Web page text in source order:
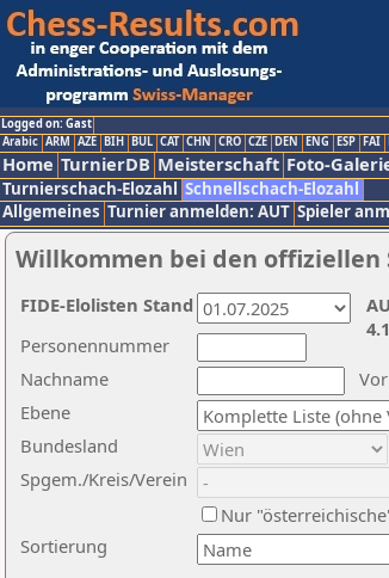
Logged on: Gast
Arabic ARM AZE BIH BUL CAT CHN CRO CZE DEN ENG ESP FAI
Home TurnierDB Meisterschaft Foto-
Turnierschach-Elozahl Schnellschach-Elozahl
Allgemeines Turnier anmelden: AUT Spieler
Willkommen bei den offiziellen
Nachname
Ebene
Sortierung
Personennummer
Bundesland
Spgem./Kreis/Verein
Nur
FIDE-Elolisten Stand